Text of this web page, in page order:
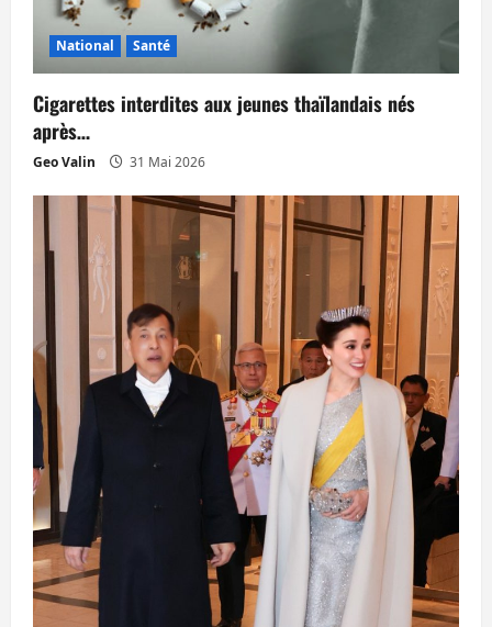
National Santé
Cigarettes interdites aux jeunes thaïlandais nés
après…
Geo Valin 31 Mai 2026